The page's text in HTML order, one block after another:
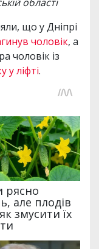
що у Дніпрі
чоловік, а
чоловік із
у ліфті.